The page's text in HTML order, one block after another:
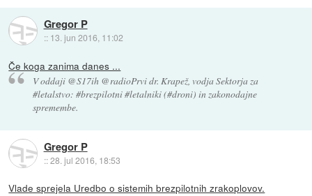
Gregor P
:: 13. jun 2016, 11:02
Če koga zanima danes ...
V oddaji @S17ih @radioPrvi dr. Krapež, vodja Sektorja za
#letalstvo: #brezpilotni #letalniki (#droni) in zakonodajne
spremembe.
Gregor P
::28. jul 2016, 18:53
Vlade sprejela Uredbo o sistemih brezpilotnih zrakoplovov.